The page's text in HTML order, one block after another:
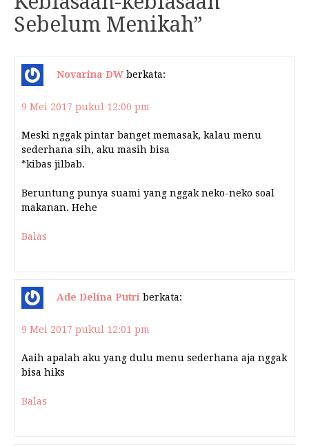
Sebelum Menikah”
Novarina DW berkata:
9 Mei 2017 pukul 12:00 pm
Meski nggak pintar banget memasak, kalau menu
sederhana sih, aku masih bisa
*kibas jilbab.
Beruntung punya suami yang nggak neko-neko soal
makanan. Hehe
Balas
Ade Delina Putri berkata:
9 Mei 2017 pukul 12:01 pm
Aaih apalah aku yang dulu menu sederhana aja nggak
bisa hiks
Balas